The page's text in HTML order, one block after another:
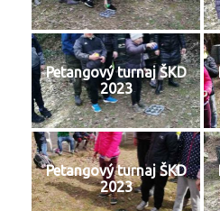
Petangový turnaj ŠKD
2023
Petangový turnaj ŠKD
2023